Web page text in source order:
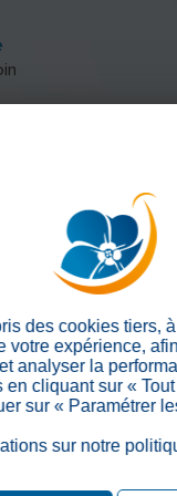
des cookies tiers,
votre expérience,
analyser la
cliquant sur «
sur « Paramétrer
sur notre